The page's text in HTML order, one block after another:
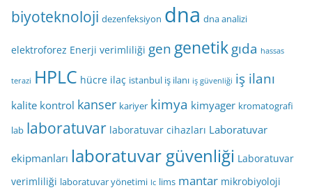
biyoteknoloji dezenfeksiyon dna dna analizi
elektroforez Enerji verimliliği gen genetikgıda hassas
terazi HPLC hücre ilaç istanbul iş ilanı iş güvenliği iş ilanı
kalite kontrol kanser kariyer kimya kimyager kromatografi
lab laboratuvar laboratuvar cihazları Laboratuvar
ekipmanları laboratuvar güvenliği Laboratuvar
verimliliği laboratuvar yönetimi lc lims mantar mikrobiyoloji